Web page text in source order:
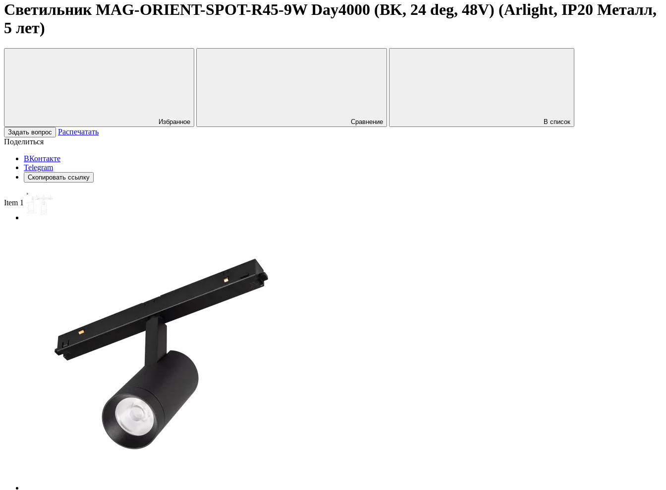
Светильник MAG-ORIENT-SPOT-R45-9W Day4000 (BK, 24 deg, 48V) (Arlight, IP20 Металл,
5 лет)
Избранное Сравнение
В список
Задать вопрос
Распечатать
Поделиться
ВКонтакте
Telegram
Скопировать ссылку
Item 1 of 3